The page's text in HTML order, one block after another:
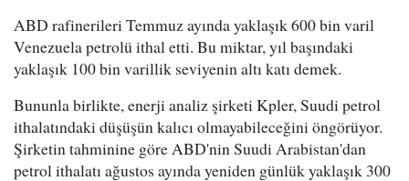
ABD rafinerileri Temmuz ayında yaklaşık 600 bin varil
Venezuela petrolü ithal etti. Bu miktar, yıl başındaki
yaklaşık 100 bin varillik seviyenin altı katı demek.
Bununla birlikte, enerji analiz şirketi Kpler, Suudi petrol
ithalatındaki düşüşün kalıcı olmayabileceğini öngörüyor.
Şirketin tahminine göre ABD'nin Suudi Arabistan'dan
petrol ithalatı ağustos ayında yeniden günlük yaklaşık 300